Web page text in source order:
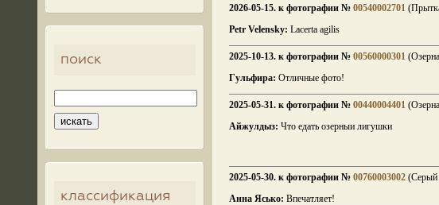
поиск
классификация
2026-05-15. к фотографии № 00540002701
Petr Velensky: Lacerta agilis
2025-10-13. к фотографии № 00560000301
Гульфира: Отличные фото!
2025-05-31. к фотографии № 00440004401
Айжулдыз: Что едать озерныи лигушки
2025-05-30. к фотографии № 00760003002 (Серый
Анна Ясько: Впечатляет!